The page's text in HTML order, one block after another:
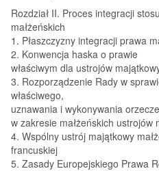
Rozdział II. Proces integracji
małżeńskich
1. Płaszczyzny integracji prawa
2. Konwencja haska o prawie
właściwym dla ustrojów
3. Rozporządzenie Rady w
właściwego,
uznawania i wykonywania
w zakresie małżeńskich ustrojów
4. Wspólny ustrój majątkowy
francuskiej
5. Zasady Europejskiego Prawa